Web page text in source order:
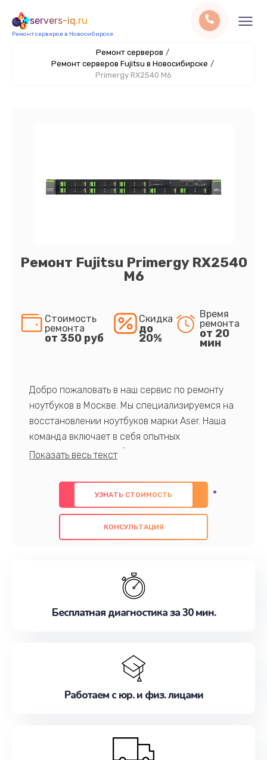
servers-iq.ru
Ремонт серверов в Новосибирске
Ремонт серверов /
Ремонт серверов Fujitsu в Новосибирске /
Primergy RX2540 M6
Ремонт Fujitsu Primergy RX2540
M6
Стоимость
ремонта
от 350 руб
Скидка
до
20%
Время
ремонта
от 20
мин
Добро пожаловать в наш сервис по ремонту
ноутбуков в Москве. Мы специализируемся на
восстановлении ноутбуков марки Aser. Наша
команда включает в себя опытных
профессионалов с обширными знаниями и
предлагаем быстрый и качественный ремонт с
использованием оригинальных компонентов, а
также гарантируем качество всех
проведенных работ. Наша цель - предоставить
наилучшим образом. Не медлите записаться на
УЗНАТЬ СТОИМОСТЬ
КОНСУЛЬТАЦИЯ
Бесплатная диагностика за 30 мин.
Работаем с юр. и физ. лицами